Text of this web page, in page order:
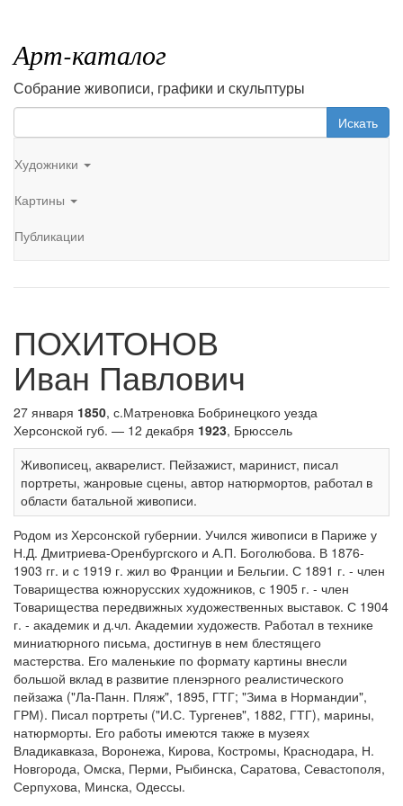
Арт-каталог
Собрание живописи, графики и скульптуры
Искать
Художники
Картины
Публикации
ПОХИТОНОВ
Иван Павлович
27 января 1850, с.Матреновка Бобринецкого уезда
Херсонской губ. — 12 декабря 1923, Брюссель
Живописец, акварелист. Пейзажист, маринист, писал
портреты, жанровые сцены, автор натюрмортов, работал в
области батальной живописи.
Родом из Херсонской губернии. Учился живописи в Париже у
Н.Д. Дмитриева-Оренбургского и А.П. Боголюбова. В 1876-
1903 гг. и с 1919 г. жил во Франции и Бельгии. С 1891 г. - член
Товарищества южнорусских художников, с 1905 г. - член
Товарищества передвижных художественных выставок. С 1904
г. - академик и д.чл. Академии художеств. Работал в технике
миниатюрного письма, достигнув в нем блестящего
мастерства. Его маленькие по формату картины внесли
большой вклад в развитие пленэрного реалистического
пейзажа ("Ла-Панн. Пляж", 1895, ГТГ; "Зима в Нормандии",
ГРМ). Писал портреты ("И.С. Тургенев", 1882, ГТГ), марины,
натюрморты. Его работы имеются также в музеях
Владикавказа, Воронежа, Кирова, Костромы, Краснодара, Н.
Новгорода, Омска, Перми, Рыбинска, Саратова, Севастополя,
Серпухова, Минска, Одессы.